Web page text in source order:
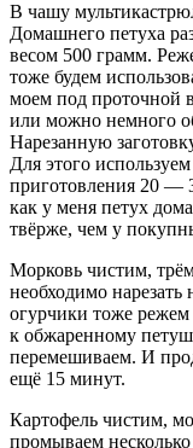
В чашу
Домашнего петуха
весом 500 грамм.
тоже будем
моем под проточной
или можно немного
Нарезанную
Для этого
приготовления 20 —
как у меня петух
твёрже, чем у
Морковь чистим,
необходимо
огурчики тоже
к обжаренному
перемешиваем. И
ещё 15 минут.
Картофель чистим,
промываем